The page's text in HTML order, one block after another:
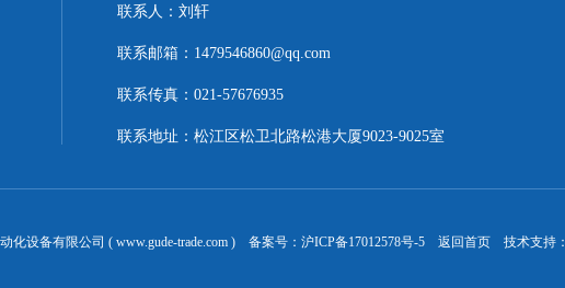
联系人：刘轩
联系邮箱：1479546860@qq.com
联系传真：021-57676935
联系地址：松江区松卫北路松港大厦9023-9025室
化设备有限公司 ( www.gude-trade.com ) 备案号： 沪ICP备17012578号-5 返回首页技术支持：